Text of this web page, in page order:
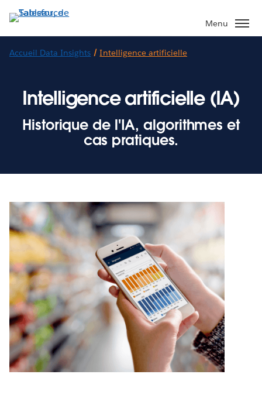
Aller
au
contenu
principal
Menu
Accueil Data Insights /Intelligence artificielle
Intelligence artificielle (IA)
Historique de l'IA, algorithmes et
cas pratiques.